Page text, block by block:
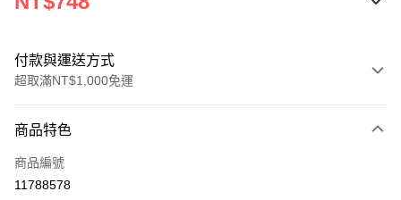
付款與運送方式
超取滿NT$1,000免運
信用卡一次付款
超商取貨付款
商品特色
商品編號
11788578